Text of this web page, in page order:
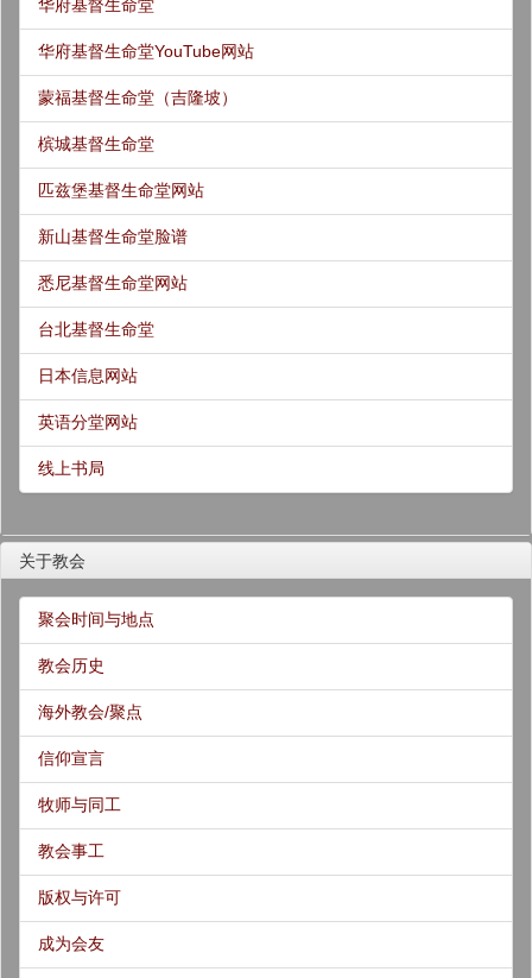
华府基督生命堂
华府基督生命堂YouTube网站
蒙福基督生命堂（吉隆坡）
槟城基督生命堂
匹兹堡基督生命堂网站
新山基督生命堂脸谱
悉尼基督生命堂网站
台北基督生命堂
日本信息网站
英语分堂网站
线上书局
关于教会
聚会时间与地点
教会历史
海外教会/聚点
信仰宣言
牧师与同工
教会事工
版权与许可
成为会友